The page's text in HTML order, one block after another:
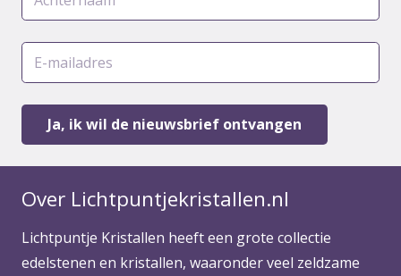
Over Lichtpuntjekristallen.nl
Lichtpuntje Kristallen heeft een grote collectie
edelstenen en kristallen, waaronder veel zeldzame